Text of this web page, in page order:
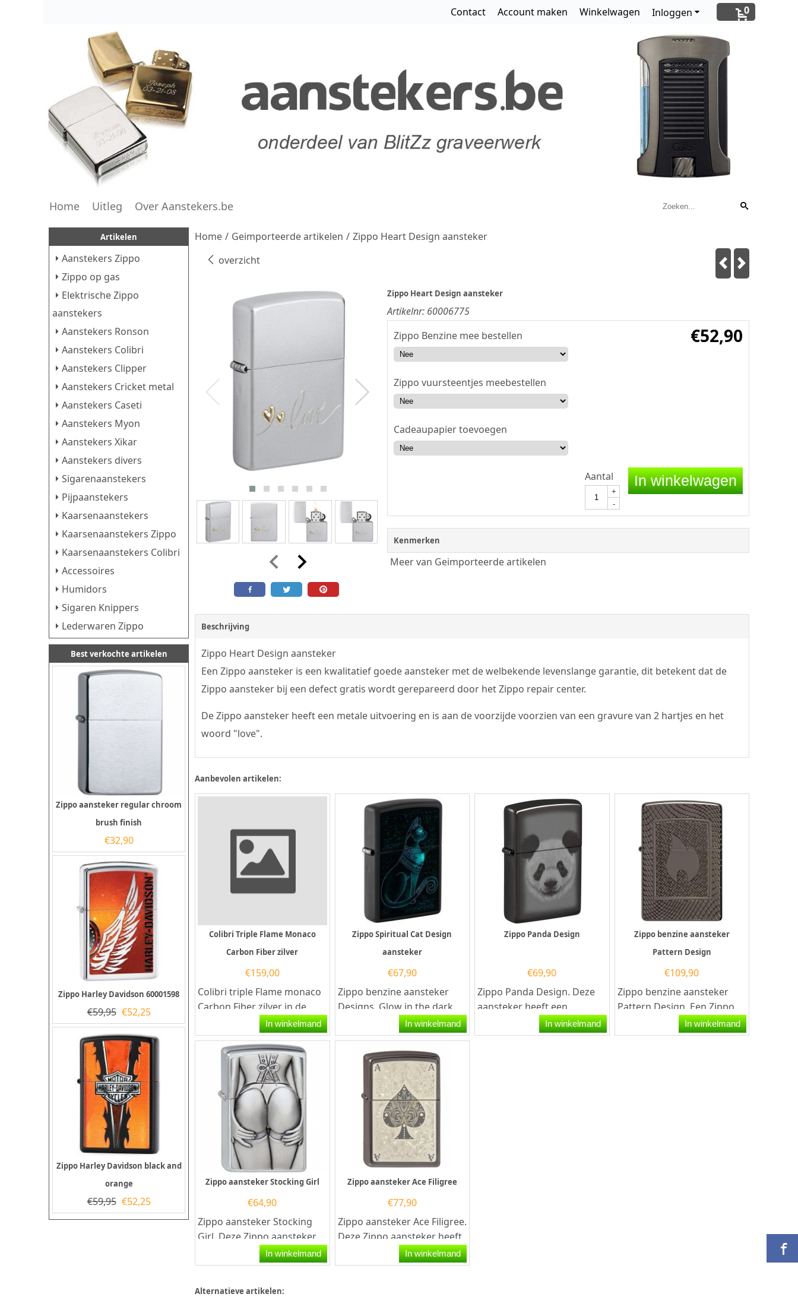
0
Inloggen
Contact Account maken Winkelwagen
Home Uitleg Over Aanstekers.be
Artikelen
Aanstekers Zippo
Zippo op gas
Elektrische Zippo
aanstekers
Aanstekers Ronson
Aanstekers Colibri
Aanstekers Clipper
Aanstekers Cricket metal
Aanstekers Caseti
Aanstekers Myon
Aanstekers Xikar
Aanstekers divers
Sigarenaanstekers
Pijpaanstekers
Kaarsenaanstekers
Kaarsenaanstekers Zippo
Kaarsenaanstekers Colibri
Accessoires
Humidors
Sigaren Knippers
Lederwaren Zippo
Best verkochte artikelen
Zippo aansteker regular chroom
brush finish
€32,90
Zippo Harley Davidson 60001598
€59,95 €52,25
Zippo Harley Davidson black and
orange
€59,95 €52,25
Home / Geimporteerde artikelen / Zippo Heart Design aansteker
overzicht
Zippo Heart Design aansteker
Artikelnr: 60006775
€52,90
Zippo Benzine mee bestellen
Zippo vuursteentjes meebestellen
Cadeaupapier toevoegen
Aantal
+
-
In winkelwagen
Kenmerken
Meer van Geimporteerde artikelen
Beschrijving
Zippo Heart Design aansteker
Een Zippo aansteker is een kwalitatief goede aansteker met de welbekende levenslange garantie, dit betekent dat de
Zippo aansteker bij een defect gratis wordt gerepareerd door het Zippo repair center.
De Zippo aansteker heeft een metale uitvoering en is aan de voorzijde voorzien van een gravure van 2 hartjes en het
woord "love".
Aanbevolen artikelen:
Colibri Triple Flame Monaco
Carbon Fiber zilver
€159,00
Colibri triple Flame monaco
Carbon Fiber zilver in de
kleur zwart. Deze Colibri
aansteker...
In winkelmand
Zippo Spiritual Cat Design
aansteker
€67,90
Zippo benzine aansteker
Designs. Glow in the dark
Zippo benzine aansteker
met aan de...
In winkelmand
Zippo Panda Design
€69,90
Zippo Panda Design. Deze
aansteker heeft een
hoogglans zwarte
afwerking met op de
In winkelmand
Zippo benzine aansteker
Pattern Design
€109,90
Zippo benzine aansteker
Pattern Design. Een Zippo
benzine aansteker is een
kwalitatief...
In winkelmand
Zippo aansteker Stocking Girl
€64,90
Zippo aansteker Stocking
Girl. Deze Zippo aansteker
heeft een geborsteld
chromen afwerking en aan...
In winkelmand
Zippo aansteker Ace Filigree
€77,90
Zippo aansteker Ace Filigree.
Deze Zippo aansteker heeft
een hoogglans chromen
afwerking met aan de...
In winkelmand
Alternatieve artikelen: